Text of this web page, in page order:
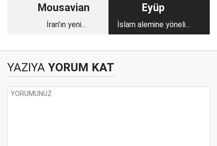
Mousavian
İran'ın yeni
Eyüp
İslam alemine yönelik
savaş ve Batı'nın
YAZIYA YORUM KAT